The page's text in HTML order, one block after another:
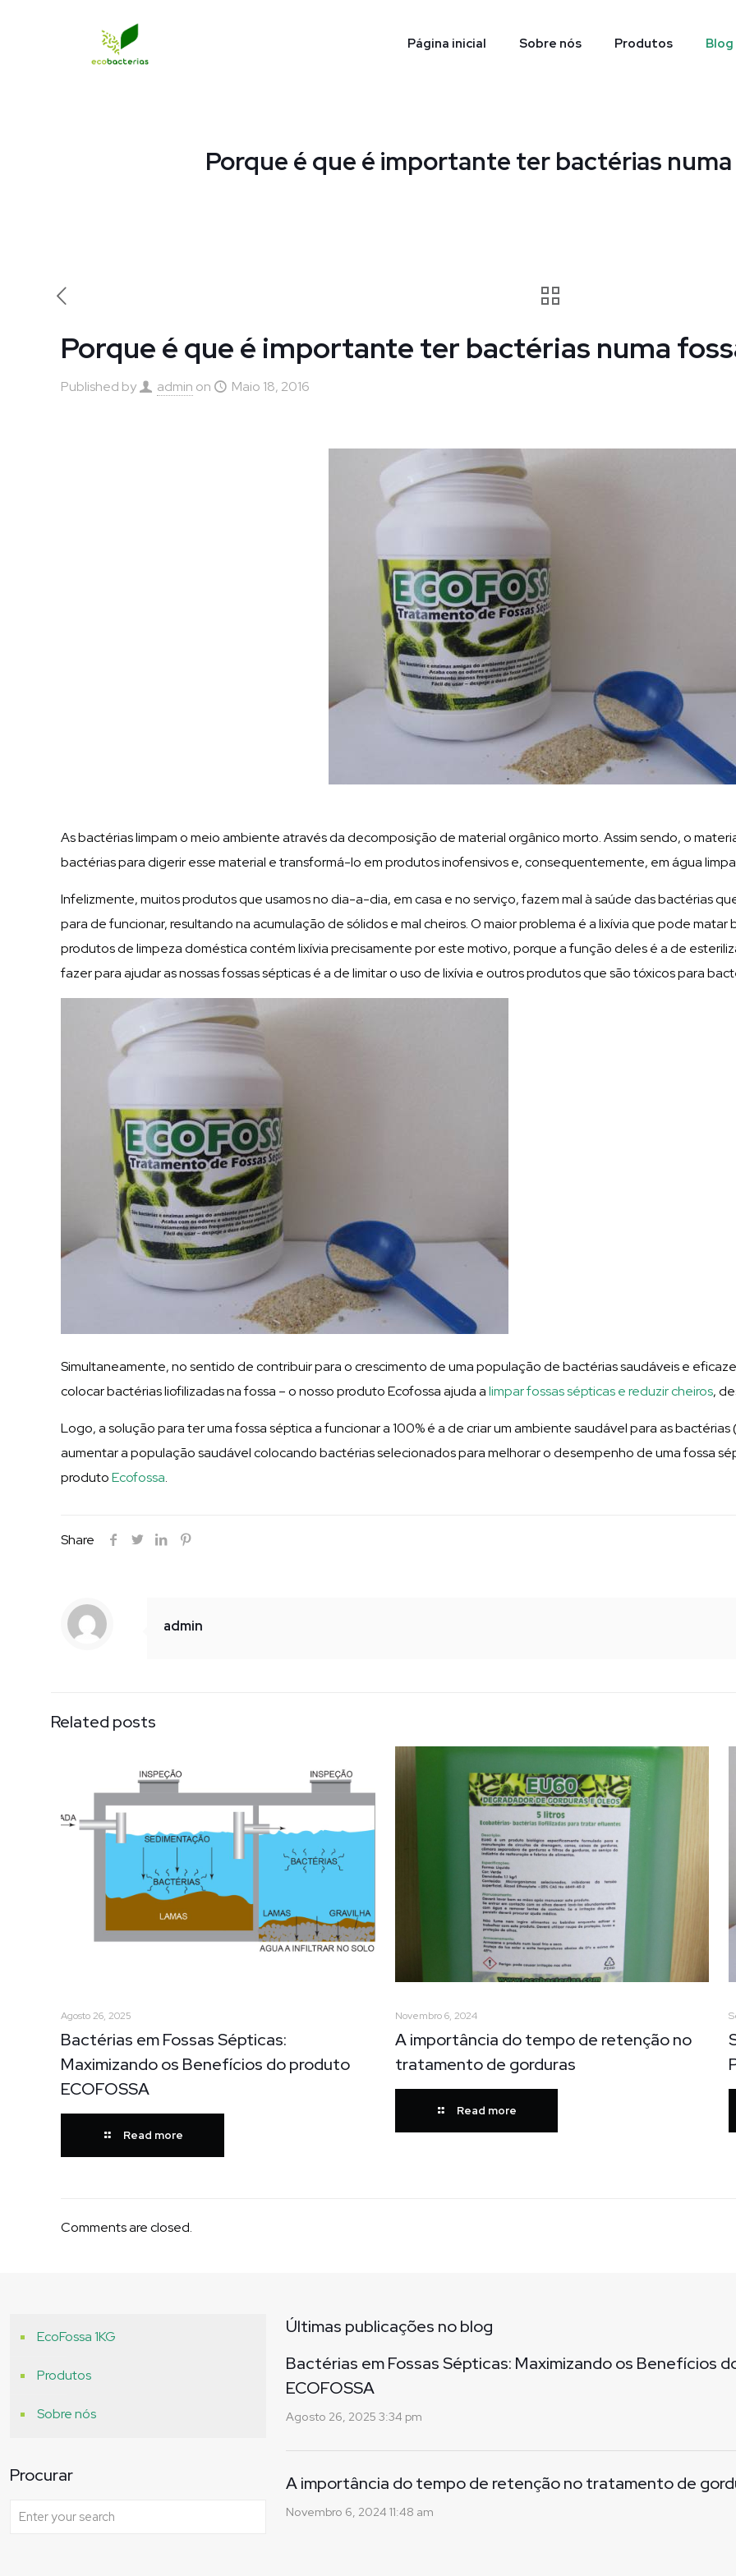
Página inicial Sobre nós Produtos Blog
Porque é que é importante ter bactérias
Porque é que é importante ter bactérias numa
Published by admin on Maio 18, 2016
As bactérias limpam o meio ambiente através da decomposição de material orgânico morto. Assim sendo, o
bactérias para digerir esse material e transformá-lo em produtos inofensivos e, consequentemente, em água
Infelizmente, muitos produtos que usamos no dia-a-dia, em casa e no serviço, fazem mal à saúde das bactérias
para de funcionar, resultando na acumulação de sólidos e mal cheiros. O maior problema é a lixívia que pode
produtos de limpeza doméstica contém lixívia precisamente por este motivo, porque a função deles é a de
fazer para ajudar as nossas fossas sépticas é a de limitar o uso de lixívia e outros produtos que são tóxicos para
Simultaneamente, no sentido de contribuir para o crescimento de uma população de bactérias saudáveis e
colocar bactérias liofilizadas na fossa – o nosso produto Ecofossa ajuda alimpar fossas sépticas e reduzir cheiros,
Logo, a solução para ter uma fossa séptica a funcionar a 100% é a de criar um ambiente saudável para as
aumentar a população saudável colocando bactérias selecionados para melhorar o desempenho de uma fossa
produtoEcofossa.
Share
admin
Related posts
Agosto 26, 2025
Bactérias em Fossas Sépticas:
Maximizando os Benefícios do produto
ECOFOSSA
Read more
Novembro 6, 2024
A importância do tempo de retenção no
tratamento de gorduras
Read more
Comments are closed.
EcoFossa 1KG
Produtos
Sobre nós
Procurar
Últimas publicações no blog
Bactérias em Fossas Sépticas: Maximizando os Benefícios
ECOFOSSA
Agosto 26, 2025 3:34 pm
A importância do tempo de retenção no tratamento de
Novembro 6, 2024 11:48 am